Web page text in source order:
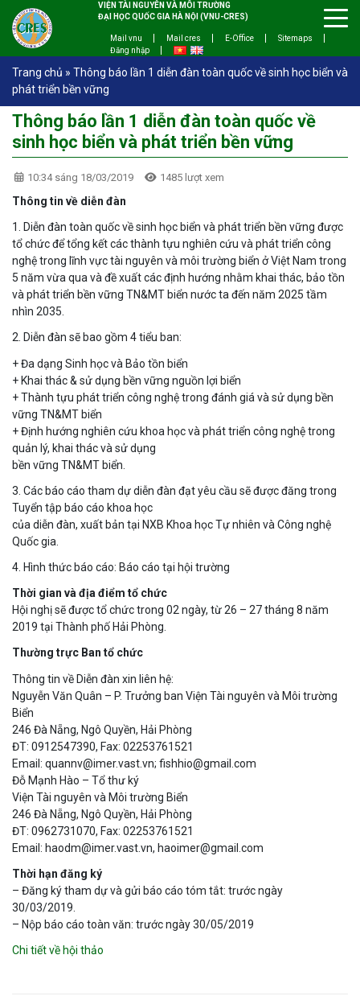
VIỆN TÀI NGUYÊN VÀ MÔI TRƯỜNG
ĐẠI HỌC QUỐC GIA HÀ NỘI (VNU-CRES)
Mail vnu Mail cres E-Office
Sitemaps
Đăng nhập
Trang chủ » Thông báo lần 1 diễn đàn toàn quốc về sinh học biển và
phát triển bền vững
Thông báo lần 1 diễn đàn toàn quốc về
sinh học biển và phát triển bền vững
10:34 sáng 18/03/2019 1485 lượt xem
Thông tin về diễn đàn
1. Diễn đàn toàn quốc về sinh học biển và phát triển bền vững được
tổ chức để tổng kết các thành tựu nghiên cứu và phát triển công
nghệ trong lĩnh vực tài nguyên và môi trường biển ở Việt Nam trong
5 năm vừa qua và đề xuất các định hướng nhằm khai thác, bảo tồn
và phát triển bền vững TN&MT biển nước ta đến năm 2025 tầm
nhìn 2035.
2. Diễn đàn sẽ bao gồm 4 tiểu ban:
+ Đa dạng Sinh học và Bảo tồn biển
+ Khai thác & sử dụng bền vững nguồn lợi biển
+ Thành tựu phát triển công nghệ trong đánh giá và sử dụng bền
vững TN&MT biển
+ Định hướng nghiên cứu khoa học và phát triển công nghệ trong
quản lý, khai thác và sử dụng
bền vững TN&MT biển.
3. Các báo cáo tham dự diễn đàn đạt yêu cầu sẽ được đăng trong
Tuyển tập báo cáo khoa học
của diễn đàn, xuất bản tại NXB Khoa học Tự nhiên và Công nghệ
Quốc gia.
4. Hình thức báo cáo: Báo cáo tại hội trường
Thời gian và địa điểm tổ chức
Hội nghị sẽ được tổ chức trong 02 ngày, từ 26 – 27 tháng 8 năm
2019 tại Thành phố Hải Phòng.
Thường trực Ban tổ chức
Thông tin về Diễn đàn xin liên hệ:
Nguyễn Văn Quân – P. Trưởng ban Viện Tài nguyên và Môi trường
Biển
246 Đà Nẵng, Ngô Quyền, Hải Phòng
ĐT: 0912547390, Fax: 02253761521
Email: quannv@imer.vast.vn; fishhio@gmail.com
Đỗ Mạnh Hào – Tổ thư ký
Viện Tài nguyên và Môi trường Biển
246 Đà Nẵng, Ngô Quyền, Hải Phòng
ĐT: 0962731070, Fax: 02253761521
Email: haodm@imer.vast.vn, haoimer@gmail.com
Thời hạn đăng ký
– Đăng ký tham dự và gửi báo cáo tóm tắt: trước ngày
30/03/2019.
– Nộp báo cáo toàn văn: trước ngày 30/05/2019
Chi tiết về hội thảo